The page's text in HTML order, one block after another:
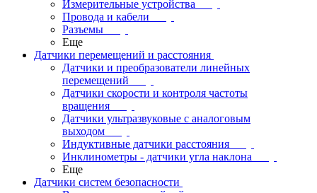
Измерительные устройства
Провода и кабели
Разъемы
Еще
Датчики перемещений и расстояния
Датчики и преобразователи линейных
перемещений
Датчики скорости и контроля частоты
вращения
Датчики ультразвуковые с аналоговым
выходом
Индуктивные датчики расстояния
Инклинометры - датчики угла наклона
Еще
Датчики систем безопасности